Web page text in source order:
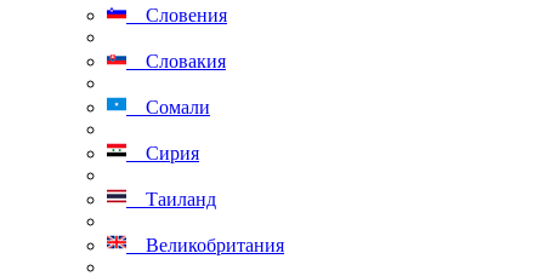
Словения
Словакия
Сомали
Сирия
Таиланд
Великобритания